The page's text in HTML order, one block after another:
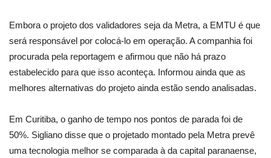
Embora o projeto dos validadores seja da Metra, a EMTU é que
será responsável por colocá-lo em operação. A companhia foi
procurada pela reportagem e afirmou que não há prazo
estabelecido para que isso aconteça. Informou ainda que as
melhores alternativas do projeto ainda estão sendo analisadas.
Em Curitiba, o ganho de tempo nos pontos de parada foi de
50%. Sigliano disse que o projetado montado pela Metra prevê
uma tecnologia melhor se comparada à da capital paranaense,